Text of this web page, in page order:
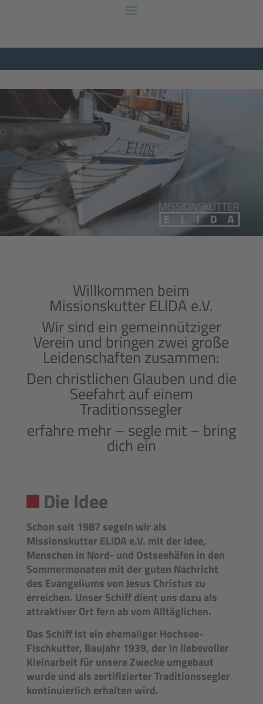
Willkommen beim
Missionskutter ELIDA e.V.
Wir sind ein gemeinnütziger
Verein und bringen zwei große
Leidenschaften zusammen:
Den christlichen Glauben und die
Seefahrt auf einem
Traditionssegler
erfahre mehr – segle mit – bring
dich ein
Die Idee
Schon seit 1987 segeln wir als
Missionskutter ELIDA e.V. mit der Idee,
Menschen in Nord- und Ostseehäfen in den
Sommermonaten mit der guten Nachricht
des Evangeliums von Jesus Christus zu
erreichen. Unser Schiff dient uns dazu als
attraktiver Ort fern ab vom Alltäglichen.
Das Schiff ist ein ehemaliger Hochsee-
Fischkutter, Baujahr 1939, der in liebevoller
Kleinarbeit für unsere Zwecke umgebaut
wurde und als zertifizierter Traditionssegler
kontinuierlich erhalten wird.